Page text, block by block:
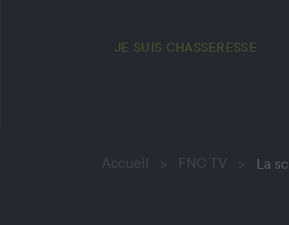
JE SUIS CHASSERESSE
Accueil FNC TV La